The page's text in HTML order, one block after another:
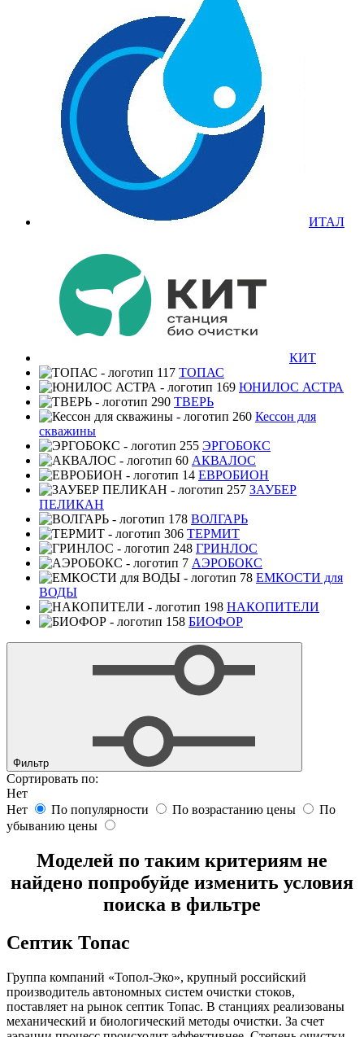
ИТАЛ
КИТ
ТОПАС
ЮНИЛОС АСТРА
ТВЕРЬ
Кессон для
скважины
ЭРГОБОКС
АКВАЛОС
ЕВРОБИОН
ЗАУБЕР
ПЕЛИКАН
ВОЛГАРЬ
ТЕРМИТ
ГРИНЛОС
АЭРОБОКС
ЕМКОСТИ для
ВОДЫ
НАКОПИТЕЛИ
БИОФОР
Фильтр
Сортировать по:
Нет
Нет
По популярности По возрастанию цены
По
убыванию цены
Моделей по таким критериям не
найдено попробуйде изменить условия
поиска в фильтре
Септик Топас
Группа компаний «Топол-Эко», крупный российский
производитель автономных систем очистки стоков,
поставляет на рынок септик Топас. В станциях реализованы
механический и биологический методы очистки. За счет